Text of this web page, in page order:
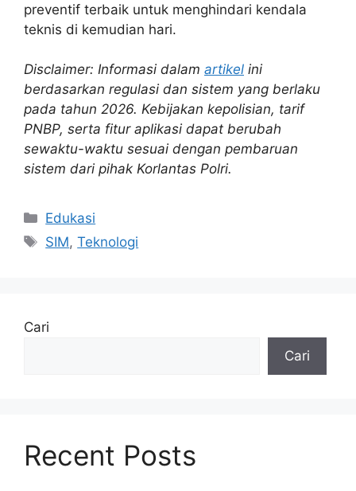
preventif terbaik untuk menghindari kendala
teknis di kemudian hari.
Disclaimer: Informasi dalam artikel ini
berdasarkan regulasi dan sistem yang berlaku
pada tahun 2026. Kebijakan kepolisian, tarif
PNBP, serta fitur aplikasi dapat berubah
sewaktu-waktu sesuai dengan pembaruan
sistem dari pihak Korlantas Polri.
Kategori
Edukasi
Tag
SIM,Teknologi
Cari
Cari
Recent Posts